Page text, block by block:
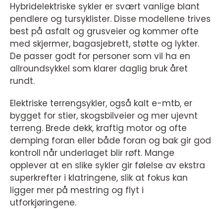
Hybridelektriske sykler er svært vanlige blant
pendlere og tursyklister. Disse modellene trives
best på asfalt og grusveier og kommer ofte
med skjermer, bagasjebrett, støtte og lykter.
De passer godt for personer som vil ha en
allroundsykkel som klarer daglig bruk året
rundt.
Elektriske terrengsykler, også kalt e-mtb, er
bygget for stier, skogsbilveier og mer ujevnt
terreng. Brede dekk, kraftig motor og ofte
demping foran eller både foran og bak gir god
kontroll når underlaget blir røft. Mange
opplever at en slike sykler gir følelse av ekstra
superkrefter i klatringene, slik at fokus kan
ligger mer på mestring og flyt i
utforkjøringene.